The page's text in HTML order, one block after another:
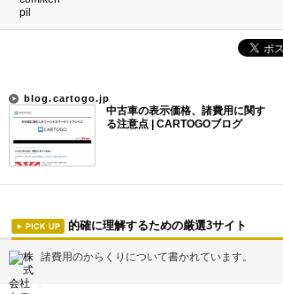
blog.cartogo.jp
中古車の表示価格、諸費用に関す
る注意点 | CARTOGOブログ
的確に理解するための厳選3サイト
諸費用のからくりについて書かれています。
UberEATSをお得に活用す…
エアコンのつけっぱなしは「損」
Curated Mediaについて
利用規約
個人情報保護方針
運営会社